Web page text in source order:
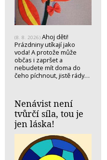
(8. 8. 2026) Ahoj děti!
Prázdniny utíkají jako
voda! A protože může
občas i zapršet a
nebudete mít doma do
čeho píchnout, jistě rády…
Nenávist není
tvůrčí síla, tou je
jen láska!